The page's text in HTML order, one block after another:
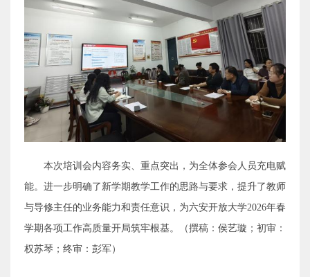
本次培训会内容务实、重点突出，为全体参会人员充电赋
能。进一步明确了新学期教学工作的思路与要求，提升了教师
与导修主任的业务能力和责任意识，为六安开放大学2026年春
学期各项工作高质量开局筑牢根基。（撰稿：侯艺璇；初审：
权苏琴；终审：彭军）